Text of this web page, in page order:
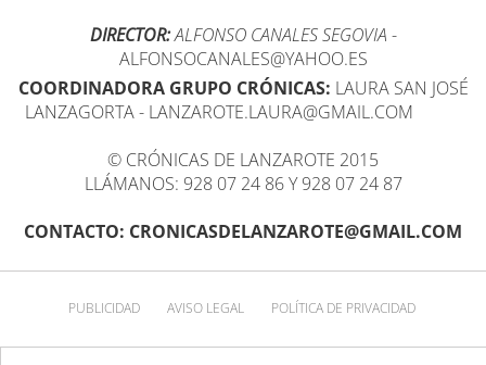
DIRECTOR:ALFONSO CANALES SEGOVIA -
ALFONSOCANALES@YAHOO.ES
COORDINADORA GRUPO CRÓNICAS: LAURA SAN JOSÉ
LANZAGORTA - LANZAROTE.LAURA@GMAIL.COM
© CRÓNICAS DE LANZAROTE 2015
LLÁMANOS: 928 07 24 86 Y 928 07 24 87
CONTACTO: CRONICASDELANZAROTE@GMAIL.COM
PUBLICIDAD AVISO LEGAL POLÍTICA DE PRIVACIDAD